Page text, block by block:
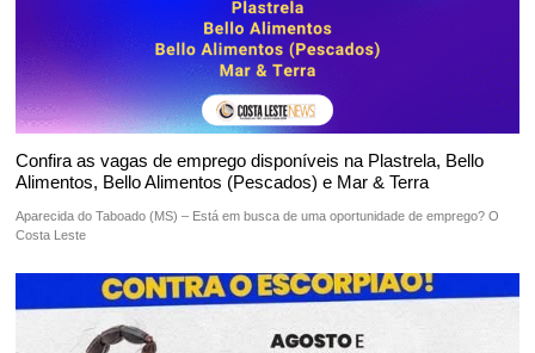
Confira as vagas de emprego disponíveis na Plastrela, Bello
Alimentos, Bello Alimentos (Pescados) e Mar & Terra
Aparecida do Taboado (MS) – Está em busca de uma oportunidade de emprego? O
Costa Leste